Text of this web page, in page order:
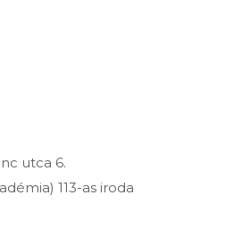
utca 6.
113-as iroda